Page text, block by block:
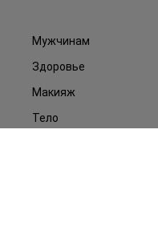
Мужчинам
Здоровье
Макияж
Тело